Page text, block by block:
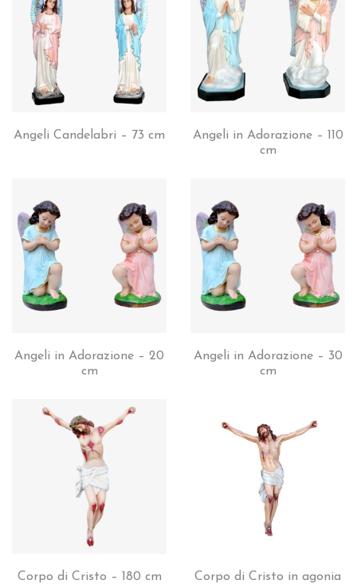
Angeli Candelabri – 73 cm
Angeli in Adorazione – 110
cm
Angeli in Adorazione – 20
cm
Angeli in Adorazione – 30
cm
Corpo di Cristo – 180 cm
Corpo di Cristo in agonia